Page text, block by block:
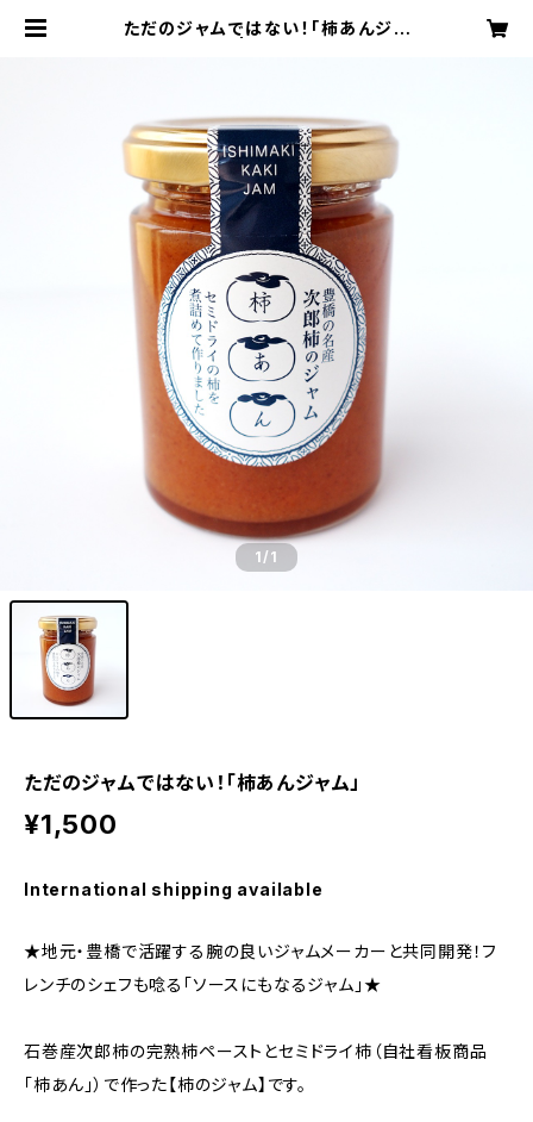
ただのジャムではない！「柿あんジャ
1/1
ただのジャムではない！「柿あんジャム」
¥1,500
International shipping available
★地元・豊橋で活躍する腕の良いジャムメーカーと共同開発！フ
レンチのシェフも唸る「ソースにもなるジャム」★
石巻産次郎柿の完熟柿ペーストとセミドライ柿（自社看板商品
「柿あん」）で作った【柿のジャム】です。